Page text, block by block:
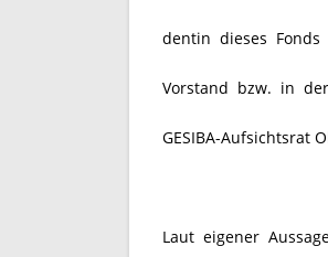
dentin dieses
Vorstand bzw. in
GESIBA-Aufsichtsrat
Laut eigener